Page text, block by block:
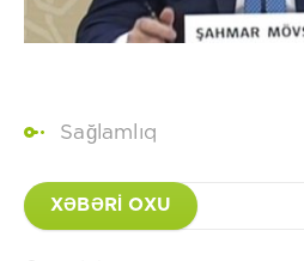
Sağlamlıq
XƏBƏRİ OXU